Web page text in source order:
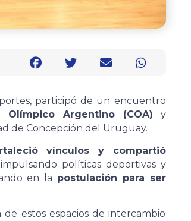
participó de un encuentro
Olímpico Argentino (COA) y
de Concepción del Uruguay.
vínculos y compartió
políticas deportivas y
en la postulación para ser
estos espacios de intercambio